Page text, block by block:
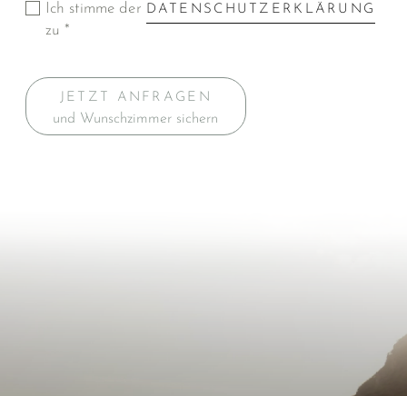
Ich stimme der DATENSCHUTZERKLÄRUNG
zu *
JETZT ANFRAGEN
und Wunschzimmer sichern